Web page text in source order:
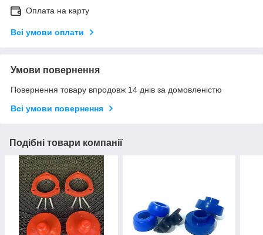
Оплата на карту
Всі умови оплати
Умови повернення
Повернення товару впродовж 14 днів за домовленістю
Всі умови повернення
Подібні товари компанії